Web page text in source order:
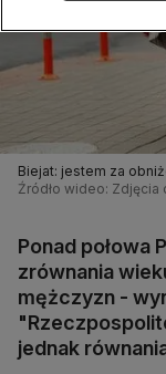
Biejat: jestem za
Źródło wideo: Zdjęcia
Ponad połowa
zrównania
mężczyzn -
jednak